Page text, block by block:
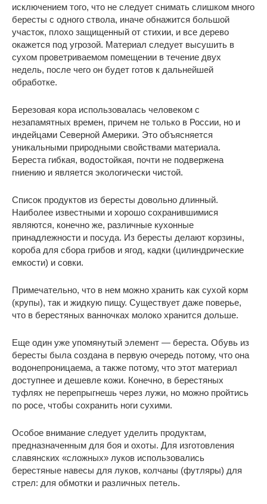
исключением того, что не следует снимать слишком много
бересты с одного ствола, иначе обнажится большой
участок, плохо защищенный от стихии, и все дерево
окажется под угрозой. Материал следует высушить в
сухом проветриваемом помещении в течение двух
недель, после чего он будет готов к дальнейшей
обработке.
Березовая кора использовалась человеком с
незапамятных времен, причем не только в России, но и
индейцами Северной Америки. Это объясняется
уникальными природными свойствами материала.
Береста гибкая, водостойкая, почти не подвержена
гниению и является экологически чистой.
Список продуктов из бересты довольно длинный.
Наиболее известными и хорошо сохранившимися
являются, конечно же, различные кухонные
принадлежности и посуда. Из бересты делают корзины,
короба для сбора грибов и ягод, кадки (цилиндрические
емкости) и совки.
Примечательно, что в нем можно хранить как сухой корм
(крупы), так и жидкую пищу. Существует даже поверье,
что в берестяных ванночках молоко хранится дольше.
Еще один уже упомянутый элемент — береста. Обувь из
бересты была создана в первую очередь потому, что она
водонепроницаема, а также потому, что этот материал
доступнее и дешевле кожи. Конечно, в берестяных
туфлях не перепрыгнешь через лужи, но можно пройтись
по росе, чтобы сохранить ноги сухими.
Особое внимание следует уделить продуктам,
предназначенным для боя и охоты. Для изготовления
славянских «сложных» луков использовались
берестяные навесы для луков, колчаны (футляры) для
стрел: для обмотки и различных петель.